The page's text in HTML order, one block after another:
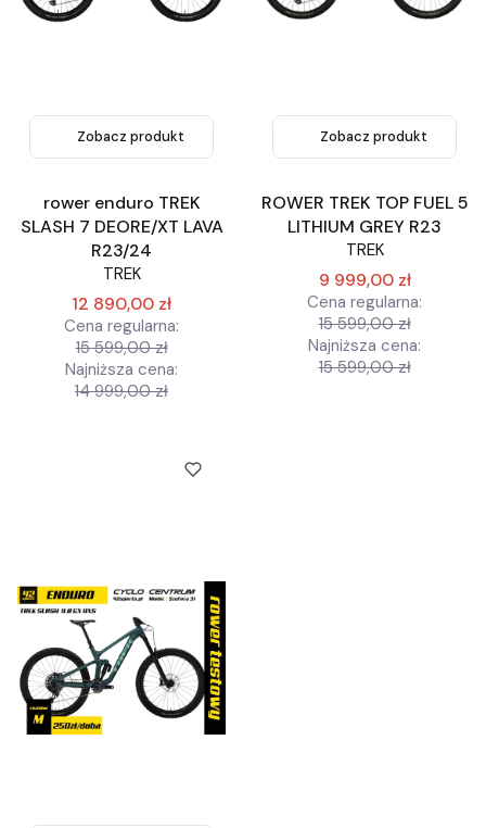
Zobacz produkt
rower enduro TREK
SLASH 7 DEORE/XT LAVA
R23/24
TREK
12 890,00 zł
Cena regularna:
15 599,00 zł
Najniższa cena:
14 999,00 zł
Zobacz produkt
ROWER TREK TOP FUEL 5
LITHIUM GREY R23
TREK
9 999,00 zł
Cena regularna:
15 599,00 zł
Najniższa cena:
15 599,00 zł